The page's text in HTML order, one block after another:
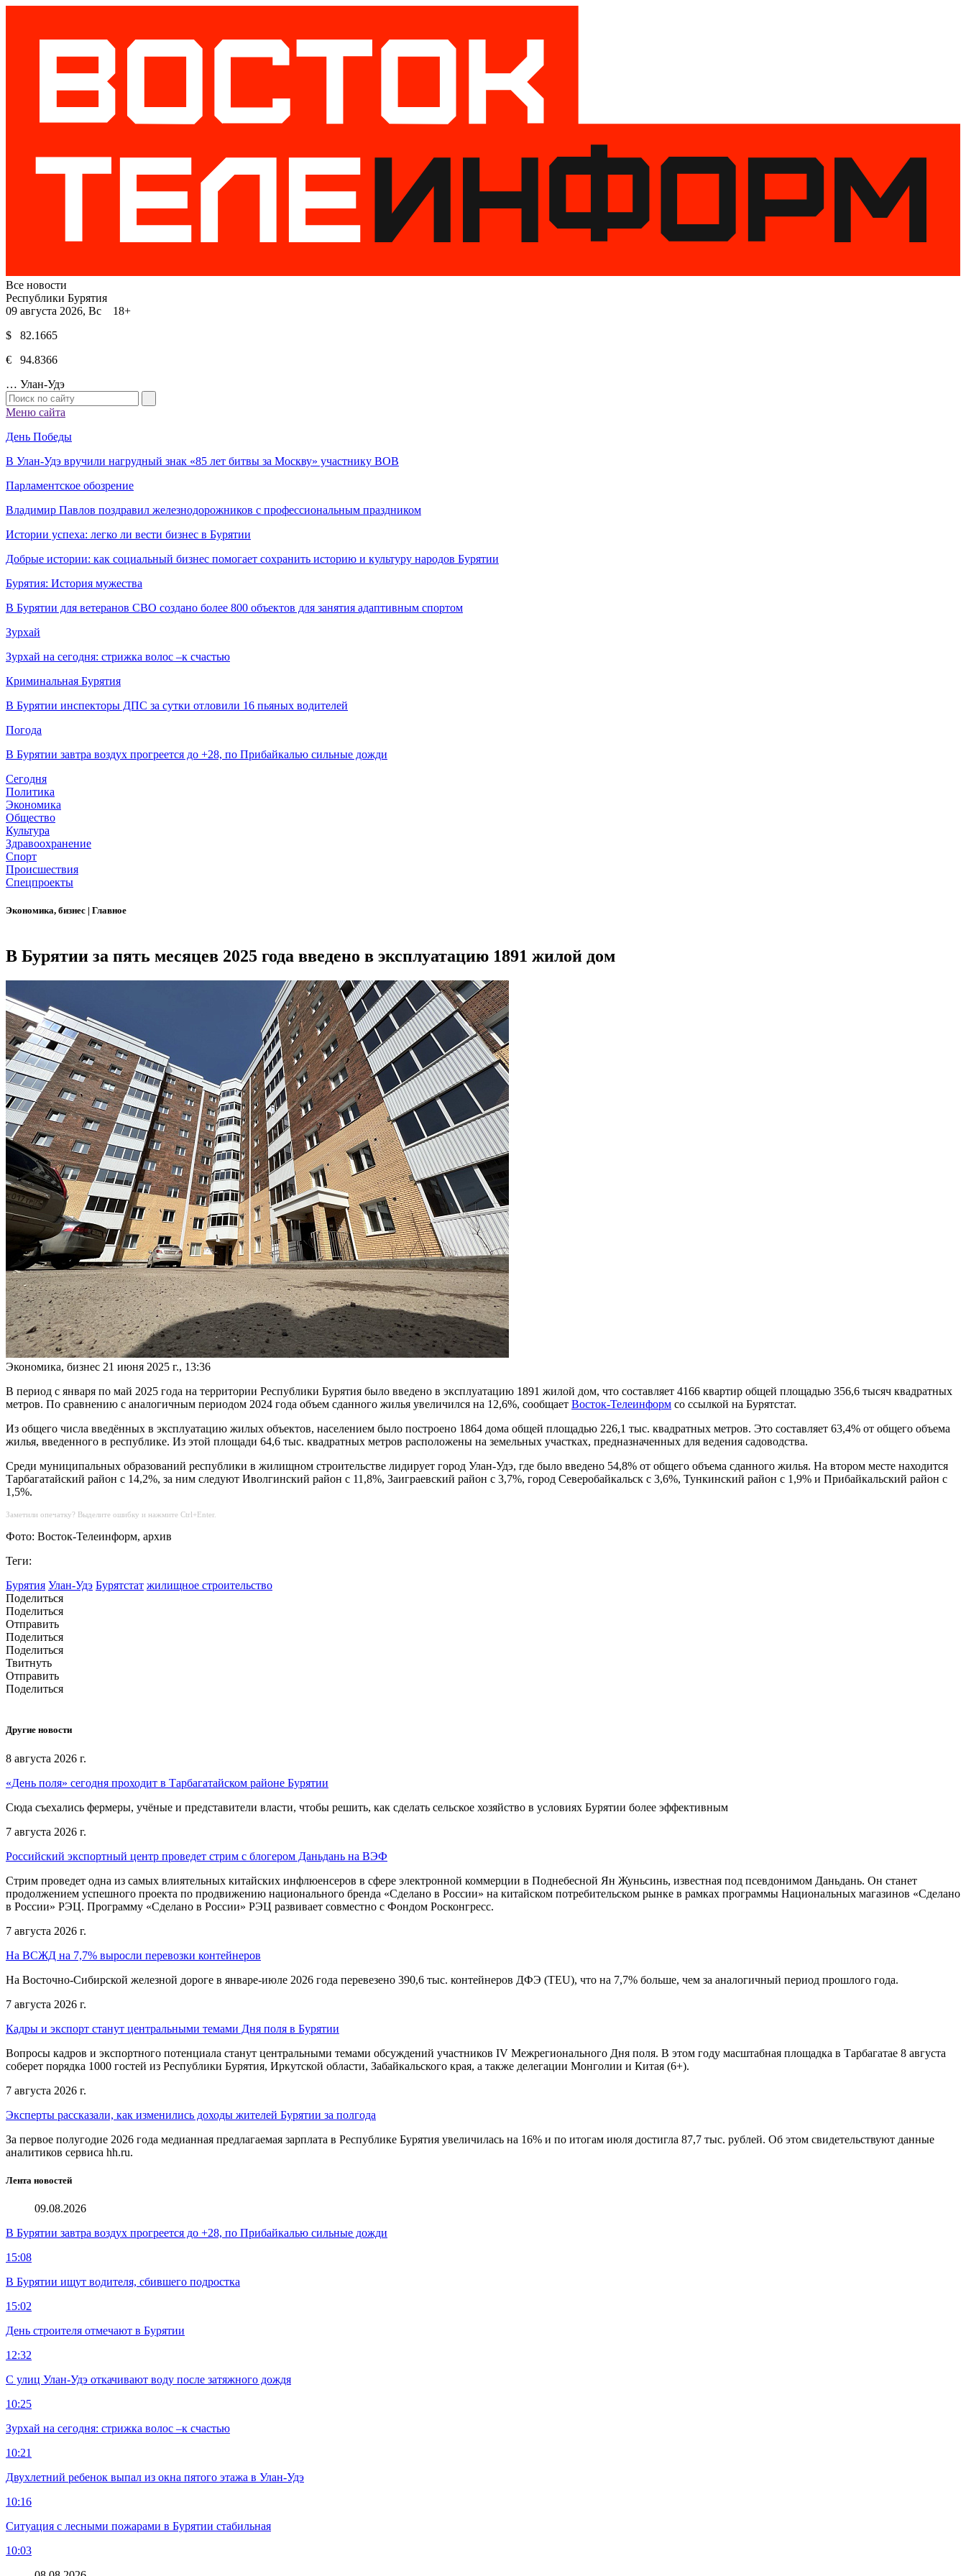
Все новости
Республики Бурятия
09 августа 2026, Вс 18+
$ 82.1665
€ 94.8366
… Улан-Удэ
Меню сайта
День Победы
В Улан-Удэ вручили нагрудный знак «85 лет битвы за Москву» участнику ВОВ
Парламентское обозрение
Владимир Павлов поздравил железнодорожников с профессиональным праздником
Истории успеха: легко ли вести бизнес в Бурятии
Добрые истории: как социальный бизнес помогает сохранить историю и культуру народов Бурятии
Бурятия: История мужества
В Бурятии для ветеранов СВО создано более 800 объектов для занятия адаптивным спортом
Зурхай
Зурхай на сегодня: стрижка волос –к счастью
Криминальная Бурятия
В Бурятии инспекторы ДПС за сутки отловили 16 пьяных водителей
Погода
В Бурятии завтра воздух прогреется до +28, по Прибайкалью сильные дожди
Сегодня
Политика
Экономика
Общество
Культура
Здравоохранение
Спорт
Происшествия
Спецпроекты
Экономика, бизнес | Главное
В Бурятии за пять месяцев 2025 года введено в эксплуатацию 1891 жилой дом
Экономика, бизнес 21 июня 2025 г., 13:36
В период с января по май 2025 года на территории Республики Бурятия было введено в эксплуатацию 1891 жилой дом, что составляет 4166 квартир общей площадью 356,6 тысяч квадратных
метров. По сравнению с аналогичным периодом 2024 года объем сданного жилья увеличился на 12,6%, сообщает Восток-Телеинформ со ссылкой на Бурятстат.
Из общего числа введённых в эксплуатацию жилых объектов, населением было построено 1864 дома общей площадью 226,1 тыс. квадратных метров. Это составляет 63,4% от общего объема
жилья, введенного в республике. Из этой площади 64,6 тыс. квадратных метров расположены на земельных участках, предназначенных для ведения садоводства.
Среди муниципальных образований республики в жилищном строительстве лидирует город Улан-Удэ, где было введено 54,8% от общего объема сданного жилья. На втором месте находится
Тарбагатайский район с 14,2%, за ним следуют Иволгинский район с 11,8%, Заиграевский район с 3,7%, город Северобайкальск с 3,6%, Тункинский район с 1,9% и Прибайкальский район с
1,5%.
Заметили опечатку? Выделите ошибку и нажмите Ctrl+Enter.
Фото: Восток-Телеинформ, архив
Теги:
Бурятия Улан-Удэ Бурятстат жилищное строительство
Поделиться
Поделиться
Отправить
Поделиться
Поделиться
Твитнуть
Отправить
Поделиться
Другие новости
8 августа 2026 г.
«День поля» сегодня проходит в Тарбагатайском районе Бурятии
Сюда съехались фермеры, учёные и представители власти, чтобы решить, как сделать сельское хозяйство в условиях Бурятии более эффективным
7 августа 2026 г.
Российский экспортный центр проведет стрим с блогером Даньдань на ВЭФ
Стрим проведет одна из самых влиятельных китайских инфлюенсеров в сфере электронной коммерции в Поднебесной Ян Жуньсинь, известная под псевдонимом Даньдань. Он станет
продолжением успешного проекта по продвижению национального бренда «Сделано в России» на китайском потребительском рынке в рамках программы Национальных магазинов «Сделано
в России» РЭЦ. Программу «Сделано в России» РЭЦ развивает совместно с Фондом Росконгресс.
7 августа 2026 г.
На ВСЖД на 7,7% выросли перевозки контейнеров
На Восточно-Сибирской железной дороге в январе-июле 2026 года перевезено 390,6 тыс. контейнеров ДФЭ (TEU), что на 7,7% больше, чем за аналогичный период прошлого года.
7 августа 2026 г.
Кадры и экспорт станут центральными темами Дня поля в Бурятии
Вопросы кадров и экспортного потенциала станут центральными темами обсуждений участников IV Межрегионального Дня поля. В этом году масштабная площадка в Тарбагатае 8 августа
соберет порядка 1000 гостей из Республики Бурятия, Иркутской области, Забайкальского края, а также делегации Монголии и Китая (6+).
7 августа 2026 г.
Эксперты рассказали, как изменились доходы жителей Бурятии за полгода
За первое полугодие 2026 года медианная предлагаемая зарплата в Республике Бурятия увеличилась на 16% и по итогам июля достигла 87,7 тыс. рублей. Об этом свидетельствуют данные
аналитиков сервиса hh.ru.
Лента новостей
09.08.2026
В Бурятии завтра воздух прогреется до +28, по Прибайкалью сильные дожди
15:08
В Бурятии ищут водителя, сбившего подростка
15:02
День строителя отмечают в Бурятии
12:32
С улиц Улан-Удэ откачивают воду после затяжного дождя
10:25
Зурхай на сегодня: стрижка волос –к счастью
10:21
Двухлетний ребенок выпал из окна пятого этажа в Улан-Удэ
10:16
Ситуация с лесными пожарами в Бурятии стабильная
10:03